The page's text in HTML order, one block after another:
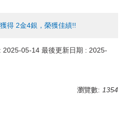
得 2金4銀，榮獲佳績!!
2025-05-14 最後更新日期 : 2025-
瀏覽數: 1354